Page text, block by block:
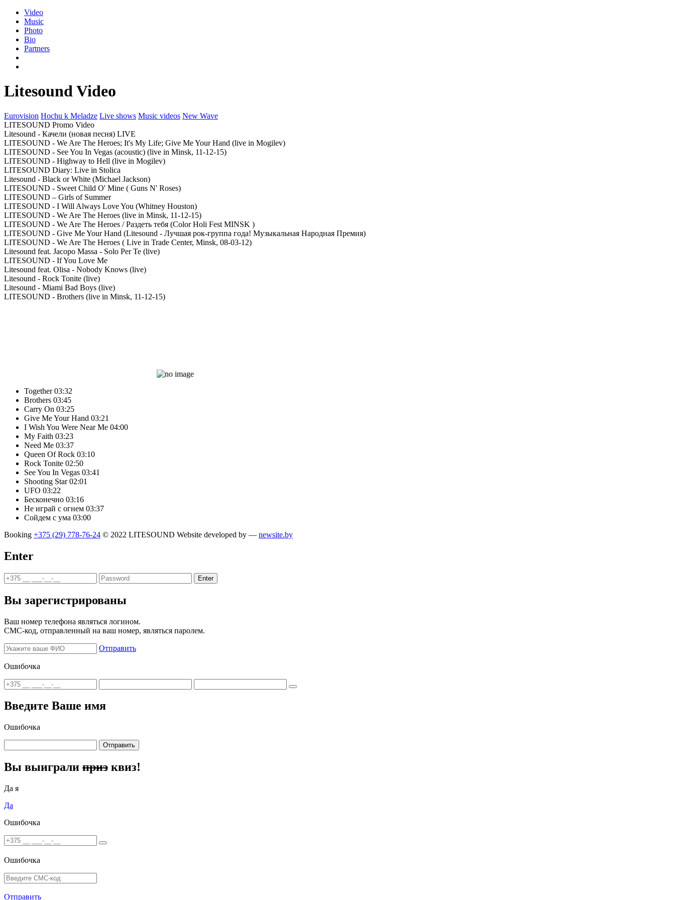
Video
Music
Photo
Bio
Partners
Litesound Video
Eurovision Hochu k Meladze Live shows Music videos New Wave
LITESOUND Promo Video
Litesound - Качели (новая песня) LIVE
LITESOUND - We Are The Heroes; It's My Life; Give Me Your Hand (live in Mogilev)
LITESOUND - See You In Vegas (acoustic) (live in Minsk, 11-12-15)
LITESOUND - Highway to Hell (live in Mogilev)
LITESOUND Diary: Live in Stolica
Litesound - Black or White (Michael Jackson)
LITESOUND - Sweet Child O' Mine ( Guns N' Roses)
LITESOUND – Girls of Summer
LITESOUND - I Will Always Love You (Whitney Houston)
LITESOUND - We Are The Heroes (live in Minsk, 11-12-15)
LITESOUND - We Are The Heroes / Раздеть тебя (Color Holi Fest MINSK )
LITESOUND - Give Me Your Hand (Litesound - Лучшая рок-группа года! Музыкальная Народная Премия)
LITESOUND - We Are The Heroes ( Live in Trade Center, Minsk, 08-03-12)
Litesound feat. Jacopo Massa - Solo Per Te (live)
LITESOUND - If You Love Me
Litesound feat. Olisa - Nobody Knows (live)
Litesound - Rock Tonite (live)
Litesound - Miami Bad Boys (live)
LITESOUND - Brothers (live in Minsk, 11-12-15)
Together 03:32
Brothers 03:45
Carry On 03:25
Give Me Your Hand 03:21
I Wish You Were Near Me 04:00
My Faith 03:23
Need Me 03:37
Queen Of Rock 03:10
Rock Tonite 02:50
See You In Vegas 03:41
Shooting Star 02:01
UFO 03:22
Бесконечно 03:16
Не играй с огнем 03:37
Сойдем с ума 03:00
Booking +375 (29) 778-76-24 © 2022 LITESOUND Website developed by — newsite.by
Enter
Enter
Вы зарегистрированы
Ваш номер телефона являться логином.
СМС-код, отправленный на ваш номер, являться паролем.
Отправить
Ошибочка
Введите Ваше имя
Ошибочка
Отправить
Вы выиграли приз квиз!
Да я
Да
Ошибочка
Ошибочка
Отправить